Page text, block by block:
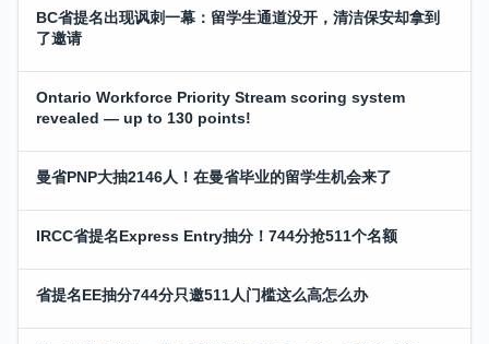
BC省提名出现讽刺一幕：留学生通道没开，清洁保安却拿到
了邀请
Ontario Workforce Priority Stream scoring system
revealed — up to 130 points!
曼省PNP大抽2146人！在曼省毕业的留学生机会来了
IRCC省提名Express Entry抽分！744分抢511个名额
省提名EE抽分744分只邀511人门槛这么高怎么办